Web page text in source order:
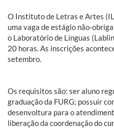
O Instituto de Letras e Artes
uma vaga de estágio não-
o Laboratório de Línguas
20 horas. As inscrições
setembro.
Os requisitos são: ser aluno
graduação da FURG; possuir
desenvoltura para o
liberação da coordenação do